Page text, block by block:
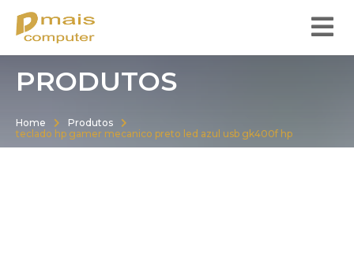
PRODUTOS
Home
Produtos
teclado hp gamer mecanico preto led azul usb gk400f hp